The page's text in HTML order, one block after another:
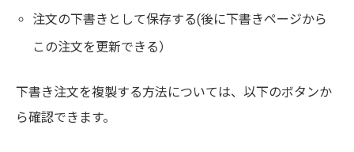
注文の下書きとして保存する(後に下書きページから
この注文を更新できる）
下書き注文を複製する方法については、以下のボタンか
ら確認できます。